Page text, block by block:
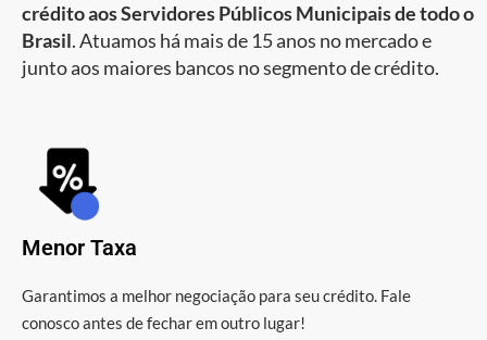
crédito aos Servidores Públicos Municipais de todo o
Brasil. Atuamos há mais de 15 anos no mercado e
junto aos maiores bancos no segmento de crédito.
Menor Taxa
Garantimos a melhor negociação para seu crédito. Fale
conosco antes de fechar em outro lugar!